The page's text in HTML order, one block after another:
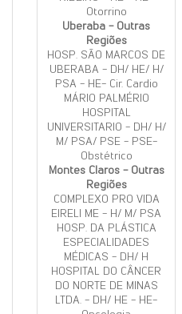
Otorrino
Uberaba - Outras
Regiões
HOSP. SÃO MARCOS DE
UBERABA - DH/ HE/ H/
PSA - HE- Cir. Cardio
MÁRIO PALMÉRIO
HOSPITAL
UNIVERSITARIO - DH/ H/
M/ PSA/ PSE - PSE-
Obstétrico
Montes Claros - Outras
Regiões
COMPLEXO PRO VIDA
EIRELI ME - H/ M/ PSA
HOSP. DA PLÁSTICA
ESPECIALIDADES
MÉDICAS - DH/ H
HOSPITAL DO CÂNCER
DO NORTE DE MINAS
LTDA. - DH/ HE - HE-